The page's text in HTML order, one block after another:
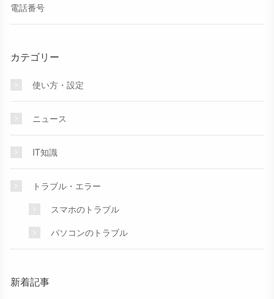
電話番号
カテゴリー
使い方・設定
ニュース
IT知識
トラブル・エラー
スマホのトラブル
パソコンのトラブル
新着記事